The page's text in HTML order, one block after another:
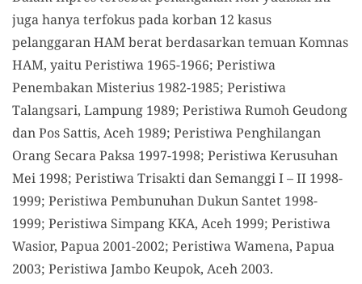
juga hanya terfokus pada korban 12 kasus
pelanggaran HAM berat berdasarkan temuan Komnas
HAM, yaitu Peristiwa 1965-1966; Peristiwa
Penembakan Misterius 1982-1985; Peristiwa
Talangsari, Lampung 1989; Peristiwa Rumoh Geudong
dan Pos Sattis, Aceh 1989; Peristiwa Penghilangan
Orang Secara Paksa 1997-1998; Peristiwa Kerusuhan
Mei 1998; Peristiwa Trisakti dan Semanggi I – II 1998-
1999; Peristiwa Pembunuhan Dukun Santet 1998-
1999; Peristiwa Simpang KKA, Aceh 1999; Peristiwa
Wasior, Papua 2001-2002; Peristiwa Wamena, Papua
2003; Peristiwa Jambo Keupok, Aceh 2003.